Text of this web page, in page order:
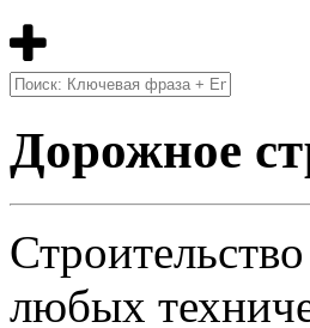
Дорожное
любых